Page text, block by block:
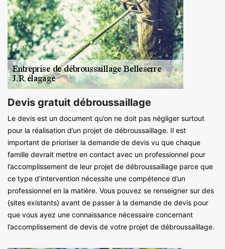
Devis gratuit débroussaillage
Le devis est un document qu’on ne doit pas négliger surtout
pour la réalisation d’un projet de débroussaillage. Il est
important de prioriser la demande de devis vu que chaque
famille devrait mettre en contact avec un professionnel pour
l’accomplissement de leur projet de débroussaillage parce que
ce type d’intervention nécessite une compétence d’un
professionnel en la matière. Vous pouvez se renseigner sur des
{sites existants} avant de passer à la demande de devis pour
que vous ayez une connaissance nécessaire concernant
l’accomplissement de devis de votre projet de débroussaillage.